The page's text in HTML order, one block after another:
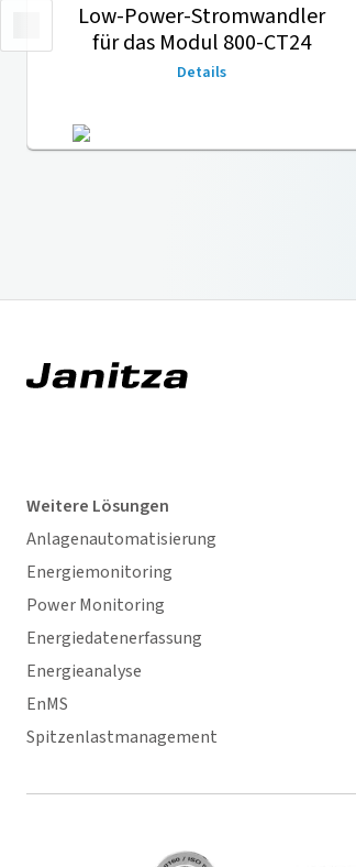
Low-Power-Stromwandler
für das Modul 800-CT24
Details
Weitere Lösungen
Anlagenautomatisierung
Energiemonitoring
Power Monitoring
Energiedatenerfassung
Energieanalyse
EnMS
Spitzenlastmanagement